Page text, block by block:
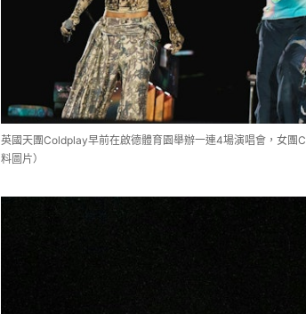
英國天團Coldplay早前在啟德體育園舉辦一連4場演唱會，女團
料圖片）